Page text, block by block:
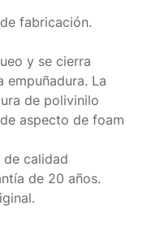
fabricación.
y se cierra
empuñadura. La
de polivinilo
aspecto de foam
de calidad
de 20 años.